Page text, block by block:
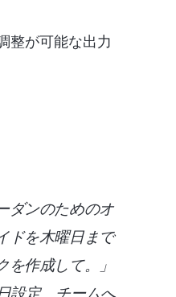
整が可能な出力
ダンのためのオ
ドを木曜日まで
を作成して。」